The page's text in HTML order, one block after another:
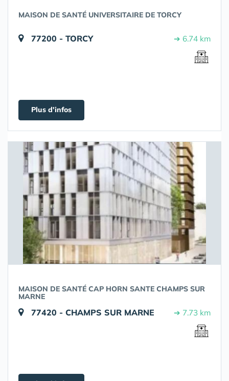
MAISON DE SANTÉ UNIVERSITAIRE DE TORCY
77200 - TORCY ➔ 6.74 km
Plus d'infos
MAISON DE SANTÉ CAP HORN SANTE CHAMPS SUR
MARNE
77420 - CHAMPS SUR MARNE ➔ 7.73 km